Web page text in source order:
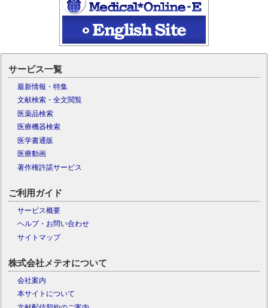
サービス一覧
最新情報・特集
文献検索・全文閲覧
医薬品検索
医療機器検索
医学書通販
医療動画
著作権許諾サービス
ご利用ガイド
サービス概要
ヘルプ・お問い合わせ
サイトマップ
株式会社メテオについて
会社案内
本サイトについて